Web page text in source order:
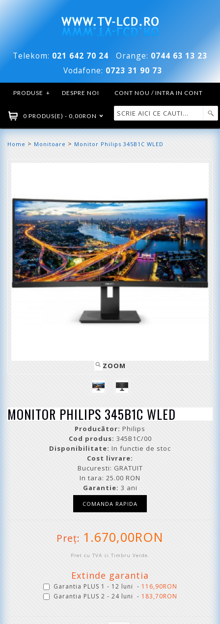
Telekom: 021 642 70 24 Orange: 0744 63 13 23
Vodafone: 0723 31 90 73
PRODUSE + DESPRE NOI CONT NOU / INTRA IN CONT
0 PRODUS(E) - 0,00RON
Home > Monitoare > Monitor Philips 345B1C WLED
ZOOM
MONITOR PHILIPS 345B1C WLED
Producător: Philips
Cod produs: 345B1C/00
Disponibilitate: In functie de stoc
Cost livrare:
Bucuresti: GRATUIT
In tara: 25.00 RON
Garantie: 3 ani
Preţ: 1.670,00RON
Pret cu TVA si Timbru Verde.
Extinde garantia
Garantia PLUS 1 - 12 luni - 116,90RON
Garantia PLUS 2 - 24 luni - 183,70RON